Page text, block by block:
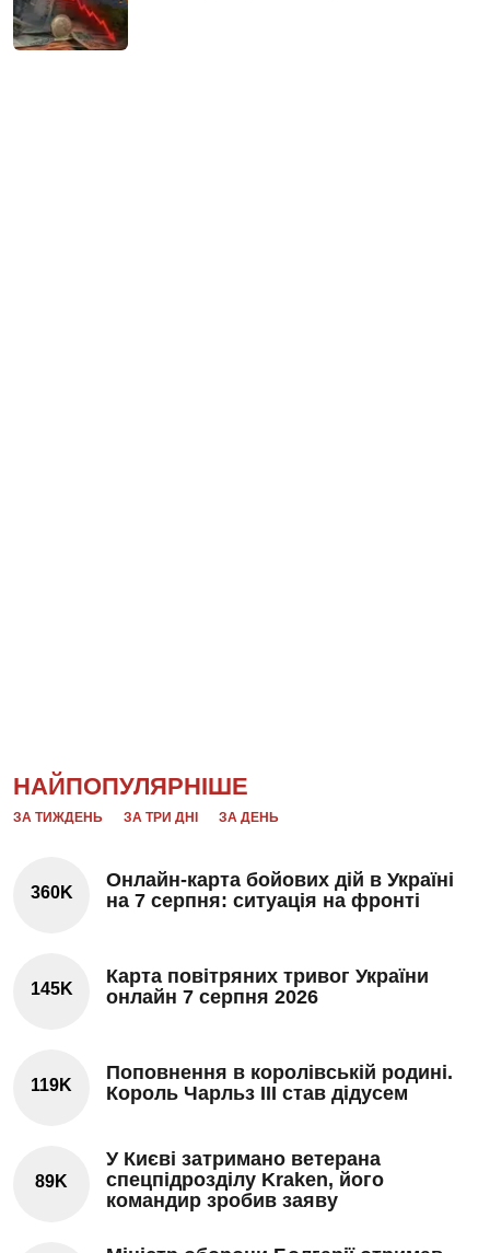
НАЙПОПУЛЯРНІШЕ
ЗА ТИЖДЕНЬ ЗА ТРИ ДНІ ЗА ДЕНЬ
360K
Онлайн-карта бойових дій в Україні
на 7 серпня: ситуація на фронті
145K
Карта повітряних тривог України
онлайн 7 серпня 2026
119K
Поповнення в королівській родині.
Король Чарльз III став дідусем
89K
У Києві затримано ветерана
спецпідрозділу Kraken, його
командир зробив заяву